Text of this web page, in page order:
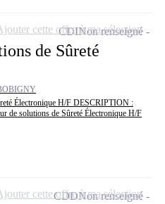
de Sûreté
Électronique H/F DESCRIPTION :
de solutions de Sûreté Électronique H/F
CDINon renseigné
cette offre à ma sélection
CDDNon renseigné
cette offre à ma sélection